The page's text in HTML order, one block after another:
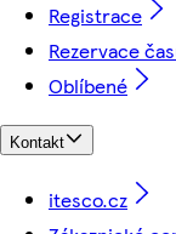
Registrace
Rezervace
Oblíbené
Kontakt
itesco.cz